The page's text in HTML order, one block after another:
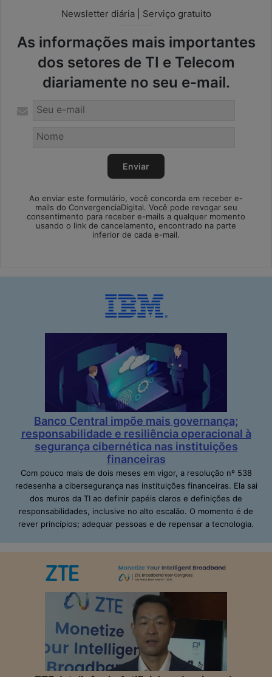
Newsletter diária | Serviço gratuito
As informações mais importantes
dos setores de TI e Telecom
diariamente no seu e-mail.
Ao enviar este formulário, você concorda em receber e-
mails do ConvergenciaDigital. Você pode revogar seu
consentimento para receber e-mails a qualquer momento
usando o link de cancelamento, encontrado na parte
inferior de cada e-mail.
Banco Central impõe mais governança;
responsabilidade e resiliência operacional à
segurança cibernética nas instituições
financeiras
Com pouco mais de dois meses em vigor, a resolução nº 538
redesenha a cibersegurança nas instituições financeiras. Ela sai
dos muros da TI ao definir papéis claros e definições de
responsabilidades, inclusive no alto escalão. O momento é de
rever princípios; adequar pessoas e de repensar a tecnologia.